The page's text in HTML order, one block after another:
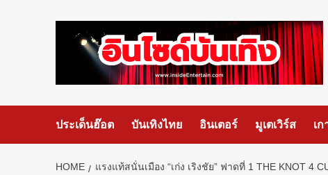
ประเด็นฮ๊อต บันเทิงไทย อินเตอร์ มูเตเวิร์ส เ
HOME แรงแท้สนั่นเมือง “เก่ง เริงชัย” ฟาดที่ 1 THE KNOT 4